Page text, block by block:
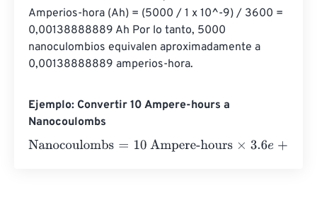
Amperios-hora (Ah) = (5000 / 1 x 10^-9) / 3600 =
0,00138888889 Ah Por lo tanto, 5000
nanoculombios equivalen aproximadamente a
0,00138888889 amperios-hora.
Ejemplo: Convertir 10 Ampere-hours a
Nanocoulombs
Nanocoulombs=10 Ampere-hours×3.6e+ 12 =